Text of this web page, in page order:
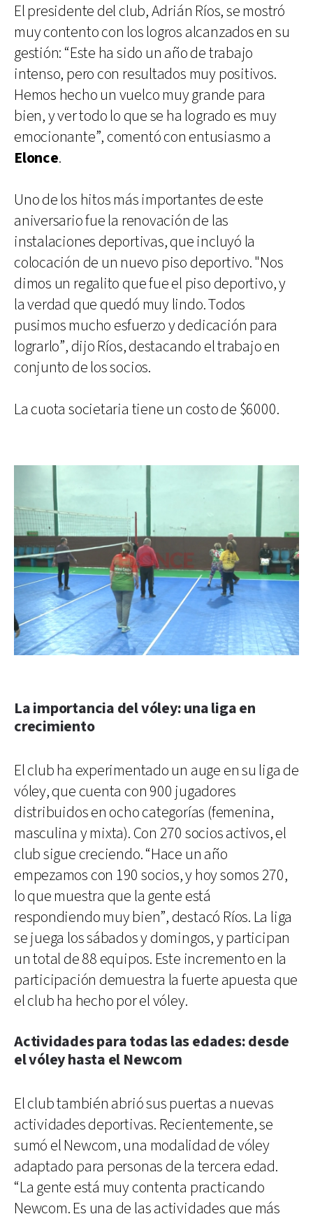
El presidente del club, Adrián Ríos, se mostró
muy contento con los logros alcanzados en su
gestión: “Este ha sido un año de trabajo
intenso, pero con resultados muy positivos.
Hemos hecho un vuelco muy grande para
bien, y ver todo lo que se ha logrado es muy
emocionante”, comentó con entusiasmo a
Elonce.
Uno de los hitos más importantes de este
aniversario fue la renovación de las
instalaciones deportivas, que incluyó la
colocación de un nuevo piso deportivo. "Nos
dimos un regalito que fue el piso deportivo, y
la verdad que quedó muy lindo. Todos
pusimos mucho esfuerzo y dedicación para
lograrlo”, dijo Ríos, destacando el trabajo en
conjunto de los socios.
La cuota societaria tiene un costo de $6000.
La importancia del vóley: una liga en
crecimiento
El club ha experimentado un auge en su liga de
vóley, que cuenta con 900 jugadores
distribuidos en ocho categorías (femenina,
masculina y mixta). Con 270 socios activos, el
club sigue creciendo. “Hace un año
empezamos con 190 socios, y hoy somos 270,
lo que muestra que la gente está
respondiendo muy bien”, destacó Ríos. La liga
se juega los sábados y domingos, y participan
un total de 88 equipos. Este incremento en la
participación demuestra la fuerte apuesta que
el club ha hecho por el vóley.
Actividades para todas las edades: desde
el vóley hasta el Newcom
El club también abrió sus puertas a nuevas
actividades deportivas. Recientemente, se
sumó el Newcom, una modalidad de vóley
adaptado para personas de la tercera edad.
“La gente está muy contenta practicando
Newcom. Es una de las actividades que más